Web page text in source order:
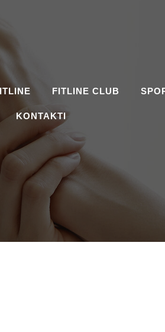
FITLINE CLUB
KONTAKTI